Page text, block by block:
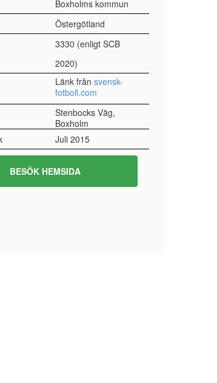
Boxholms kommun
Östergötland
3330 (enligt SCB
2020)
Länk från svensk-
fotboll.com
Stenbocks Väg,
Boxholm
Juli 2015
BESÖK HEMSIDA